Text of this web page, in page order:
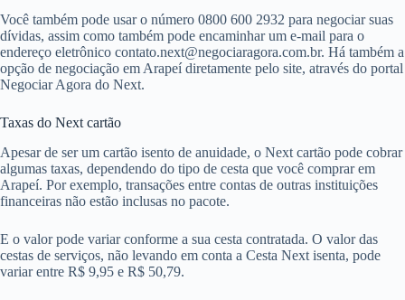
Você também pode usar o número 0800 600 2932 para negociar suas
dívidas, assim como também pode encaminhar um e-mail para o
endereço eletrônico contato.next@negociaragora.com.br. Há também a
opção de negociação em Arapeí diretamente pelo site, através do portal
Negociar Agora do Next.
Taxas do Next cartão
Apesar de ser um cartão isento de anuidade, o Next cartão pode cobrar
algumas taxas, dependendo do tipo de cesta que você comprar em
Arapeí. Por exemplo, transações entre contas de outras instituições
financeiras não estão inclusas no pacote.
E o valor pode variar conforme a sua cesta contratada. O valor das
cestas de serviços, não levando em conta a Cesta Next isenta, pode
variar entre R$ 9,95 e R$ 50,79.